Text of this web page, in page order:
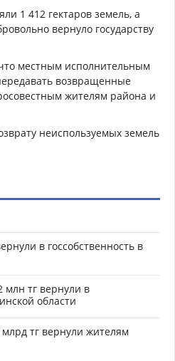
1 412 гектаров земель, а
вернуло государству
местным исполнительным
возвращенные
жителям района и
неиспользуемых земель
в госсобственность в
млн тг вернули в
области
тг вернули жителям